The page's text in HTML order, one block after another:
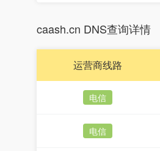
caash.cn DNS查询详情
运营商线路
电信
电信